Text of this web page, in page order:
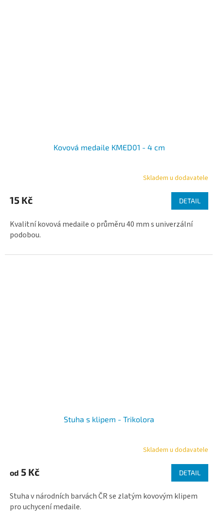
Kovová medaile KMED01 - 4 cm
produktu
je
z
5
Skladem u dodavatele
15 Kč DETAIL
Kvalitní kovová medaile o průměru 40 mm s univerzální
podobou.
Stuha s klipem - Trikolora
produktu
je
z
5
Skladem u dodavatele
od 5 Kč DETAIL
Stuha v národních barvách ČR se zlatým kovovým klipem
pro uchycení medaile.